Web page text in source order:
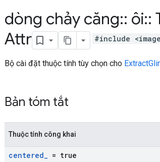
dòng chảy căng:: ôi::
Attr
#include
Bộ cài đặt thuộc tính tùy chọn cho
Bản tóm tắt
Thuộc tính công khai
centered_ = true